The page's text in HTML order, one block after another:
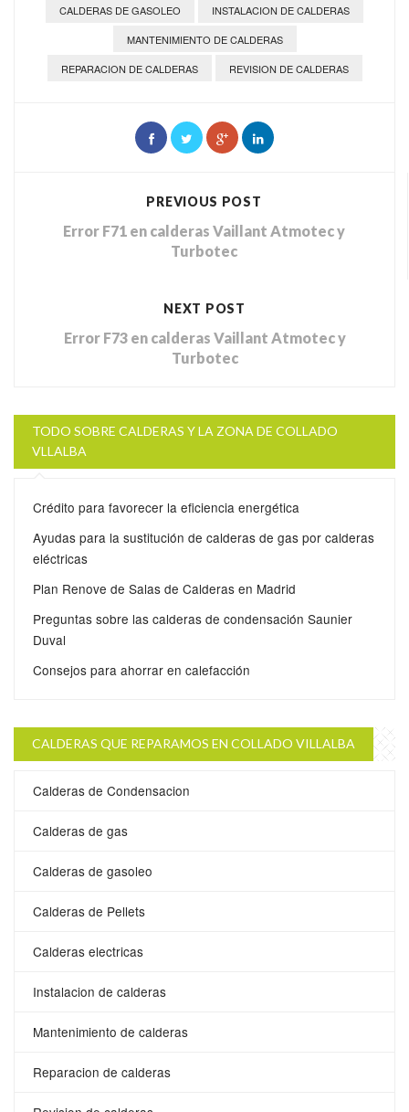
CALDERAS DE GASOLEO
INSTALACION DE CALDERAS
MANTENIMIENTO DE CALDERAS
REPARACION DE CALDERAS
REVISION DE CALDERAS
PREVIOUS POST
Error F71 en calderas Vaillant Atmotec y
Turbotec
NEXT POST
Error F73 en calderas Vaillant Atmotec y
Turbotec
TODO SOBRE CALDERAS Y LA ZONA DE COLLADO
VLLALBA
Crédito para favorecer la eficiencia energética
Ayudas para la sustitución de calderas de gas por calderas
eléctricas
Plan Renove de Salas de Calderas en Madrid
Preguntas sobre las calderas de condensación Saunier
Duval
Consejos para ahorrar en calefacción
CALDERAS QUE REPARAMOS EN COLLADO VILLALBA
Calderas de Condensacion
Calderas de gas
Calderas de gasoleo
Calderas de Pellets
Calderas electricas
Instalacion de calderas
Mantenimiento de calderas
Reparacion de calderas